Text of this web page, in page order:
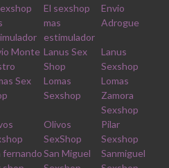
El sexshop
mas
estimulador
Envio
Adrogue
Monte Lanus Sex
Shop
Lanus
Sexshop
Sex
Lomas
Sexshop
Lomas
Zamora
Sexshop
Olivos
SexShop
Pilar
Sexshop
fernandoSan Miguel
Sanmiguel